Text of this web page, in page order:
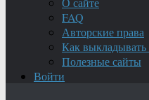
FAQ
Авторские права
Как выкладывать
Полезные сайты
Войти